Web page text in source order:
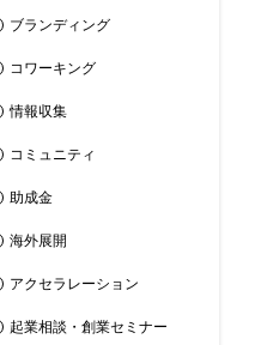
ブランディング
コワーキング
情報収集
コミュニティ
助成金
海外展開
アクセラレーション
起業相談・創業セミナー